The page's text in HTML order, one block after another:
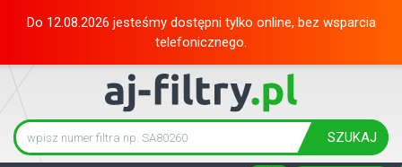
Do 12.08.2026 jesteśmy dostępni tylko online, bez wsparcia
telefonicznego.
SZUKAJ